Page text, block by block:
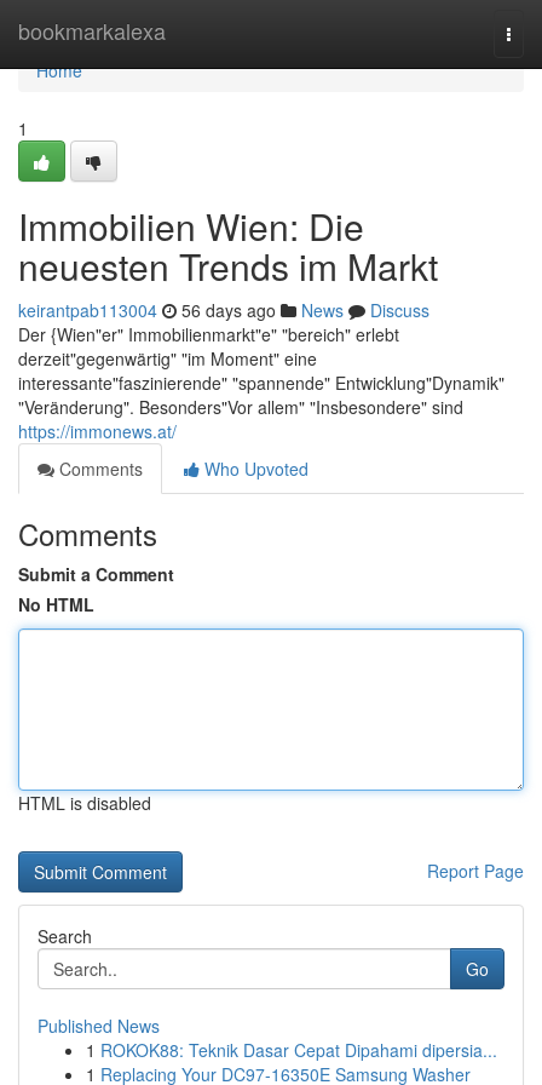
bookmarkalexa
Home
Home
1
Immobilien Wien: Die
neuesten Trends im Markt
keirantpab113004 56 days ago News
Discuss
Der {Wien"er" Immobilienmarkt"e" "bereich" erlebt
derzeit"gegenwärtig" "im Moment" eine
interessante"faszinierende" "spannende" Entwicklung"Dynamik"
"Veränderung". Besonders"Vor allem" "Insbesondere" sind
https://immonews.at/
Comments
Who Upvoted
Comments
Submit a Comment
No HTML
HTML is disabled
Report Page
Search
Go
Published News
1 ROKOK88: Teknik Dasar Cepat Dipahami dipersia...
1 Replacing Your DC97-16350E Samsung Washer